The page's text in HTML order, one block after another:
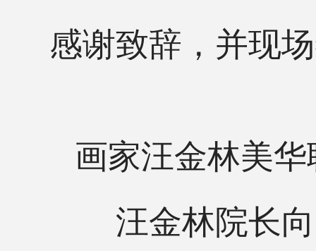
感谢致辞，并现
画家汪金林美
汪金林院长向